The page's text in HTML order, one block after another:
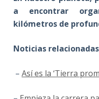
a encontrar
kilómetros de
Noticias relacionadas
– Así es la ‘Tierra